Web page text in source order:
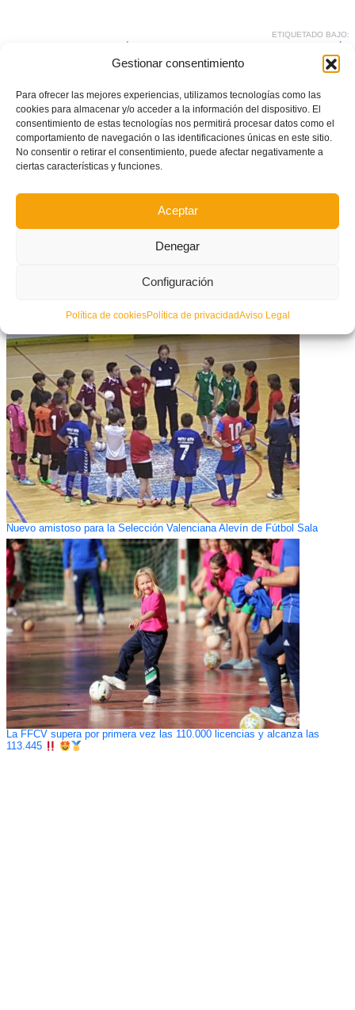
Gestionar consentimiento
Para ofrecer las mejores experiencias, utilizamos tecnologías como las
cookies para almacenar y/o acceder a la información del dispositivo. El
consentimiento de estas tecnologías nos permitirá procesar datos como el
comportamiento de navegación o las identificaciones únicas en este sitio.
No consentir o retirar el consentimiento, puede afectar negativamente a
ciertas características y funciones.
Aceptar
Denegar
Configuración
Política de cookiesPolítica de privacidadAviso Legal
ETIQUETADO BAJO:
VIOLENCIA
What you can read next
La Selección Española Sub-19 de Fútbol Sala, en La Nucía
Nuevo amistoso para la Selección Valenciana Alevín de Fútbol Sala
La FFCV supera por primera vez las 110.000 licencias y alcanza las
113.445